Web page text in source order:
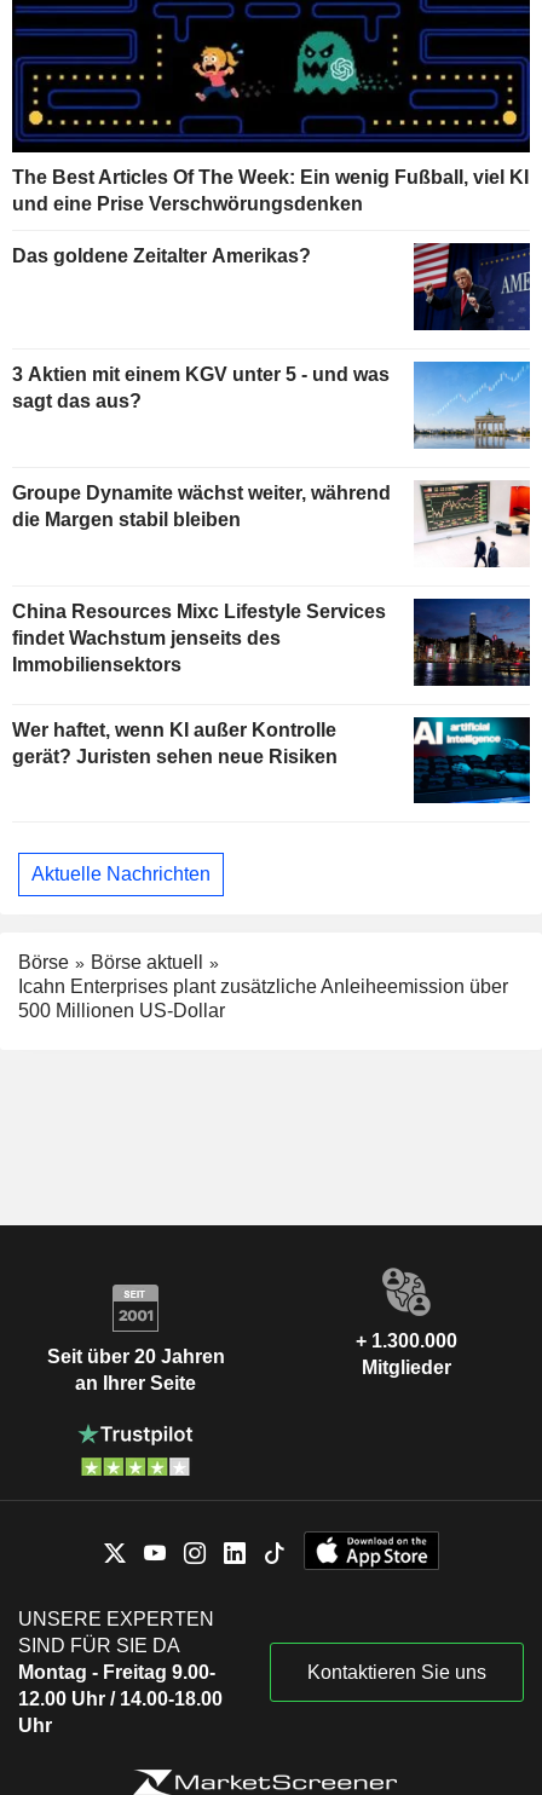
The Best Articles Of The Week: Ein wenig Fußball, viel KI
und eine Prise Verschwörungsdenken
Das goldene Zeitalter Amerikas?
3 Aktien mit einem KGV unter 5 - und was
sagt das aus?
Groupe Dynamite wächst weiter, während
die Margen stabil bleiben
China Resources Mixc Lifestyle Services
findet Wachstum jenseits des
Immobiliensektors
Wer haftet, wenn KI außer Kontrolle
gerät? Juristen sehen neue Risiken
Aktuelle Nachrichten
Börse
Börse aktuell
Icahn Enterprises plant zusätzliche Anleiheemission über
500 Millionen US-Dollar
Seit über 20 Jahren
an Ihrer Seite
+ 1.300.000
Mitglieder
UNSERE EXPERTEN
SIND FÜR SIE DA
Montag - Freitag 9.00-
12.00 Uhr / 14.00-18.00
Uhr
Kontaktieren Sie uns